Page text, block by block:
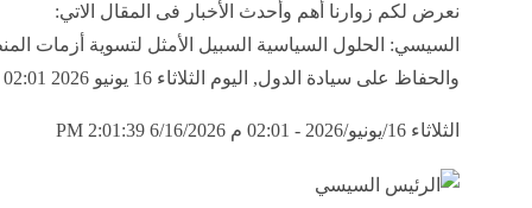
نعرض لكم زوارنا أهم وأحدث الأخبار فى المقال الاتي:
السيسي: الحلول السياسية السبيل الأمثل لتسوية أزمات
والحفاظ على سيادة الدول, اليوم الثلاثاء 16 يونيو 2026 02:01 مساءً
الثلاثاء 16/يونيو/2026 - 02:01 م 6/16/2026 2:01:39 PM